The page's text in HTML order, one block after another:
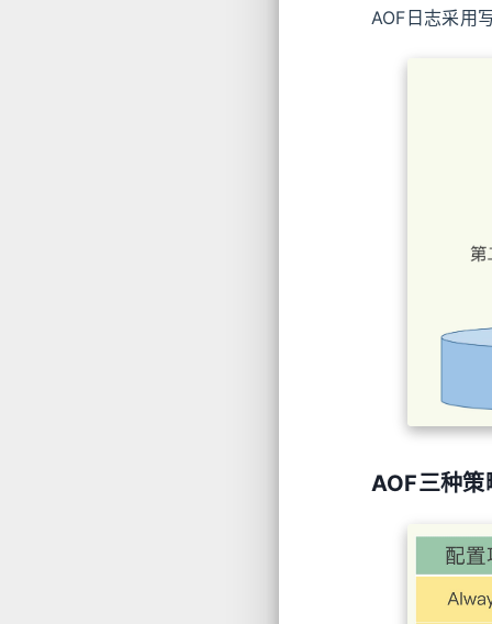
AOF日志采用
AOF三种策